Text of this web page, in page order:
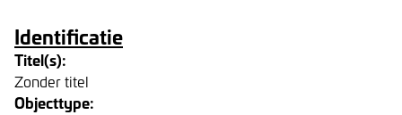
Identificatie
Titel(s):
Zonder titel
Objecttype: